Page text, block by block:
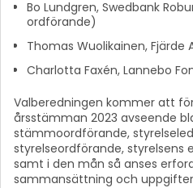
Bo Lundgren, Swedbank
ordförande)
Thomas Wuolikainen, Fjärde
Charlotta Faxén, Lannebo
Valberedningen kommer att
årsstämman 2023 avseende
stämmoordförande,
styrelseordförande, styrelsens
samt i den mån så anses
sammansättning och